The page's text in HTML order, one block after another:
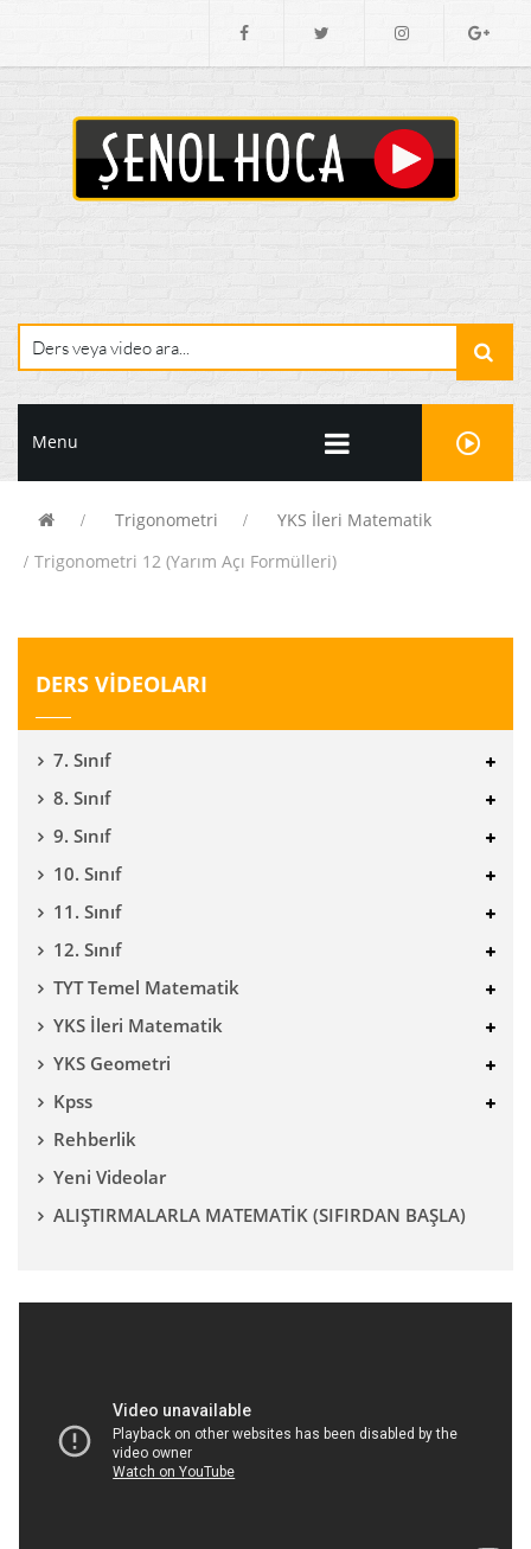
Menu
Trigonometri
YKS İleri Matematik
Trigonometri 12 (Yarım Açı Formülleri)
DERS VİDEOLARI
7. Sınıf
8. Sınıf
9. Sınıf
10. Sınıf
11. Sınıf
12. Sınıf
TYT Temel Matematik
YKS İleri Matematik
YKS Geometri
Kpss
Rehberlik
Yeni Videolar
ALIŞTIRMALARLA MATEMATİK (SIFIRDAN BAŞLA)